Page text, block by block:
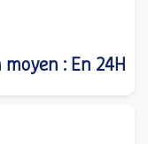
: En 24H